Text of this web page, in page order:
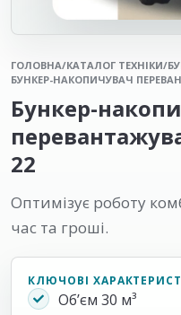
ГОЛОВНА/КАТАЛОГ ТЕХНІКИ/
БУНКЕР-НАКОПИЧУВАЧ
Бункер-
22
Оптимізує роботу
час та гроші.
КЛЮЧОВІ
Об’єм 30 м³